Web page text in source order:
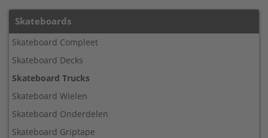
Skateboards
Skateboard Compleet
Skateboard Decks
Skateboard Trucks
Skateboard Wielen
Skateboard Onderdelen
Skateboard Griptape